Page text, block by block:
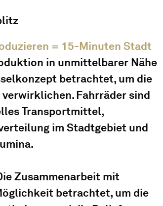
= 15-Minuten Stadt
in unmittelbarer Nähe
betrachtet, um die
Fahrräder sind
Transportmittel,
im Stadtgebiet und
Zusammenarbeit mit
betrachtet, um die